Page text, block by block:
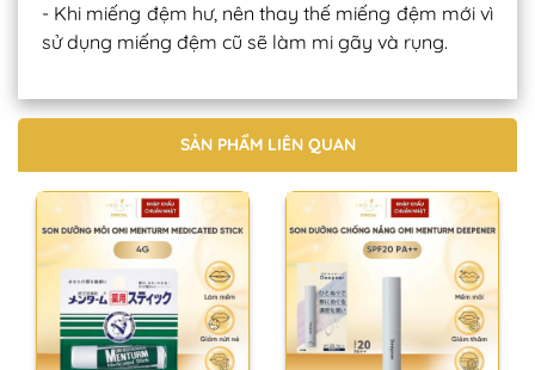
- Khi miếng đệm hư, nên thay thế miếng đệm mới vì
sử dụng miếng đệm cũ sẽ làm mi gãy và rụng.
SẢN PHẨM LIÊN QUAN